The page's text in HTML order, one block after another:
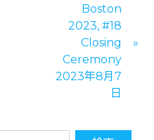
Boston
2023, #18
Closing
Ceremony
2023年8月7
日